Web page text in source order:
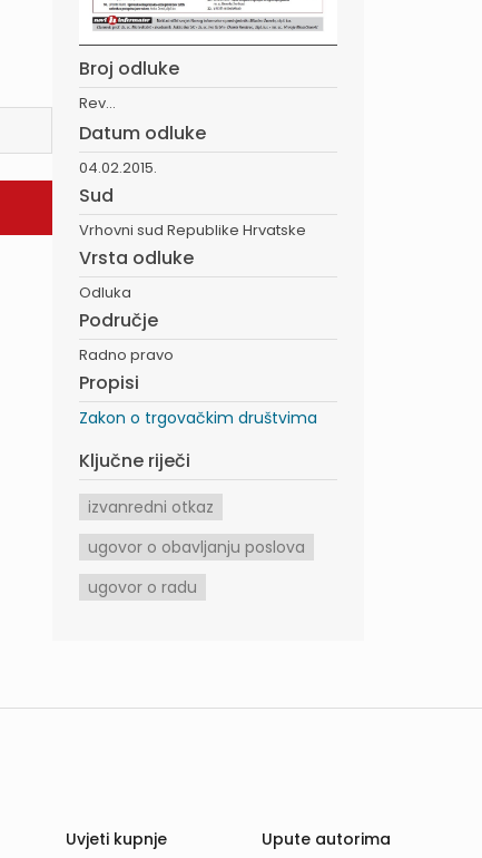
Broj odluke
Rev...
Datum odluke
04.02.2015.
Sud
Vrhovni sud Republike Hrvatske
Vrsta odluke
Odluka
Područje
Radno pravo
Propisi
Zakon o trgovačkim društvima
Ključne riječi
izvanredni otkaz
ugovor o obavljanju poslova
ugovor o radu
Uvjeti kupnje Upute autorima